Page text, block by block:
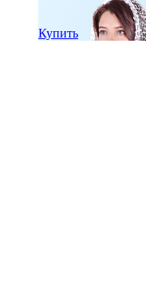
Купить